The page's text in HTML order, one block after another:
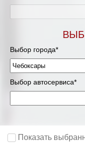
Выбор города*
Выбор автосервиса*
Показать